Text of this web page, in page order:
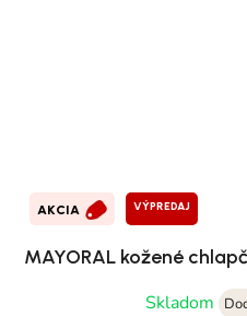
AKCIA VÝPREDAJ
MAYORAL kožené
Skladom